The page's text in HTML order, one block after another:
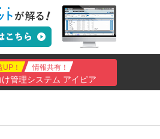
UP！ 情報共有！
管理システム アイピア